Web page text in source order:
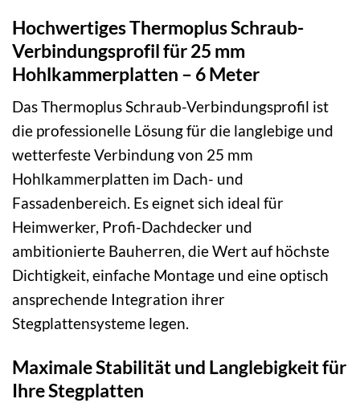
Hochwertiges Thermoplus Schraub-
Verbindungsprofil für 25 mm
Hohlkammerplatten – 6 Meter
Das Thermoplus Schraub-Verbindungsprofil ist
die professionelle Lösung für die langlebige und
wetterfeste Verbindung von 25 mm
Hohlkammerplatten im Dach- und
Fassadenbereich. Es eignet sich ideal für
Heimwerker, Profi-Dachdecker und
ambitionierte Bauherren, die Wert auf höchste
Dichtigkeit, einfache Montage und eine optisch
ansprechende Integration ihrer
Stegplattensysteme legen.
Maximale Stabilität und Langlebigkeit für
Ihre Stegplatten